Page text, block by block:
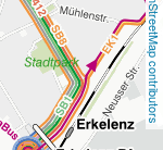
OpenStreetMap contributors